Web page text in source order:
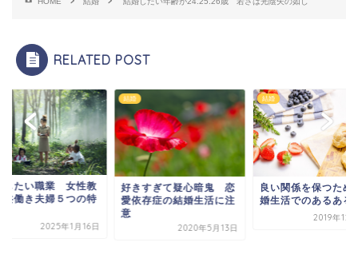
RELATED POST
したい職業 女性教
共働き夫婦５つの特
2025年1月16日
結婚
好きすぎて疑心暗鬼 恋
愛依存症の結婚生活に注
意
2020年5月13日
結婚
良い関係を保つため
婚生活でのあるある
2019年12